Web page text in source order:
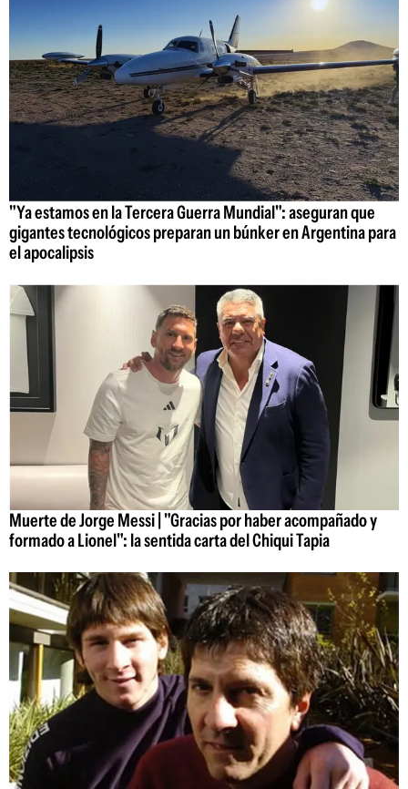
"Ya estamos en la Tercera Guerra Mundial": aseguran que
gigantes tecnológicos preparan un búnker en Argentina para
el apocalipsis
Muerte de Jorge Messi | "Gracias por haber acompañado y
formado a Lionel": la sentida carta del Chiqui Tapia